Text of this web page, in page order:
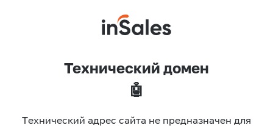
Технический домен
🤖
Технический адрес сайта не предназначен для